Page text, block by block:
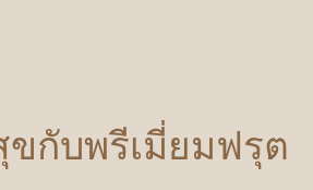
ขกับพรีเมี่ยมฟรุต